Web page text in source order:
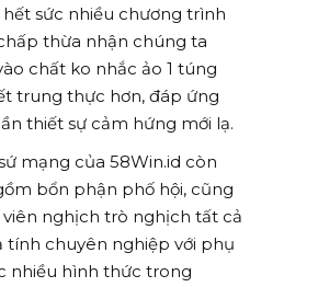
sức nhiều chương trình
thừa nhận chúng ta
chất ko nhắc ảo 1 túng
trung thực hơn, đáp ứng
thiết sự cảm hứng mới lạ.
mạng của 58Win.id còn
bổn phận phố hội, cũng
nghịch trò nghịch tất cả
tính chuyên nghiệp với phụ
nhiều hình thức trong